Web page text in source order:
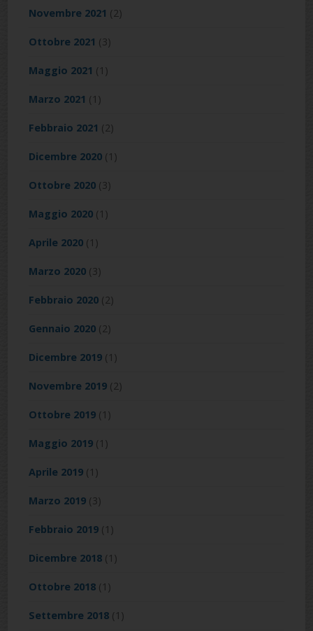
Novembre 2021 (2)
Ottobre 2021 (3)
Maggio 2021 (1)
Marzo 2021 (1)
Febbraio 2021 (2)
Dicembre 2020 (1)
Ottobre 2020 (3)
Maggio 2020 (1)
Aprile 2020 (1)
Marzo 2020 (3)
Febbraio 2020 (2)
Gennaio 2020 (2)
Dicembre 2019 (1)
Novembre 2019 (2)
Ottobre 2019 (1)
Maggio 2019 (1)
Aprile 2019 (1)
Marzo 2019 (3)
Febbraio 2019 (1)
Dicembre 2018 (1)
Ottobre 2018 (1)
Settembre 2018 (1)